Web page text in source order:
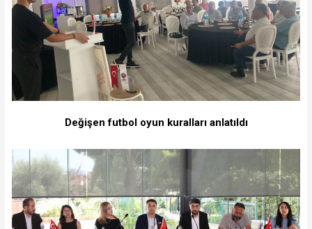
Değişen futbol oyun kuralları anlatıldı